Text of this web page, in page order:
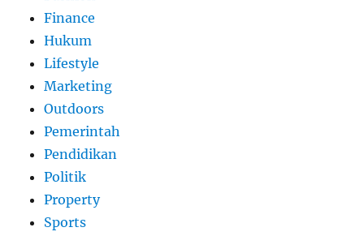
Finance
Hukum
Lifestyle
Marketing
Outdoors
Pemerintah
Pendidikan
Politik
Property
Sports